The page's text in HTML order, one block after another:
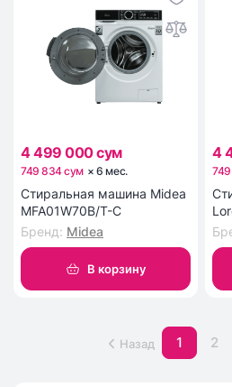
4 499 000 сум
749 834 сум ×6 мес.
Стиральная машина Midea
MFA01W70B/T-C
Бренд: Midea
В корзину
4
кг
Назад 1 2